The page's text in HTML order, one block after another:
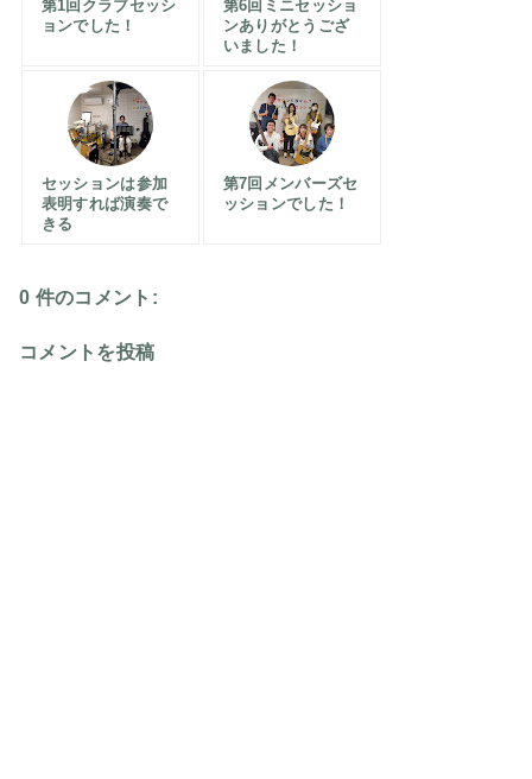
第1回クラブセッシ
ョンでした！
第6回ミニセッショ
ンありがとうござ
いました！
セッションは参加
表明すれば演奏で
きる
第7回メンバーズセ
ッションでした！
0 件のコメント:
コメントを投稿